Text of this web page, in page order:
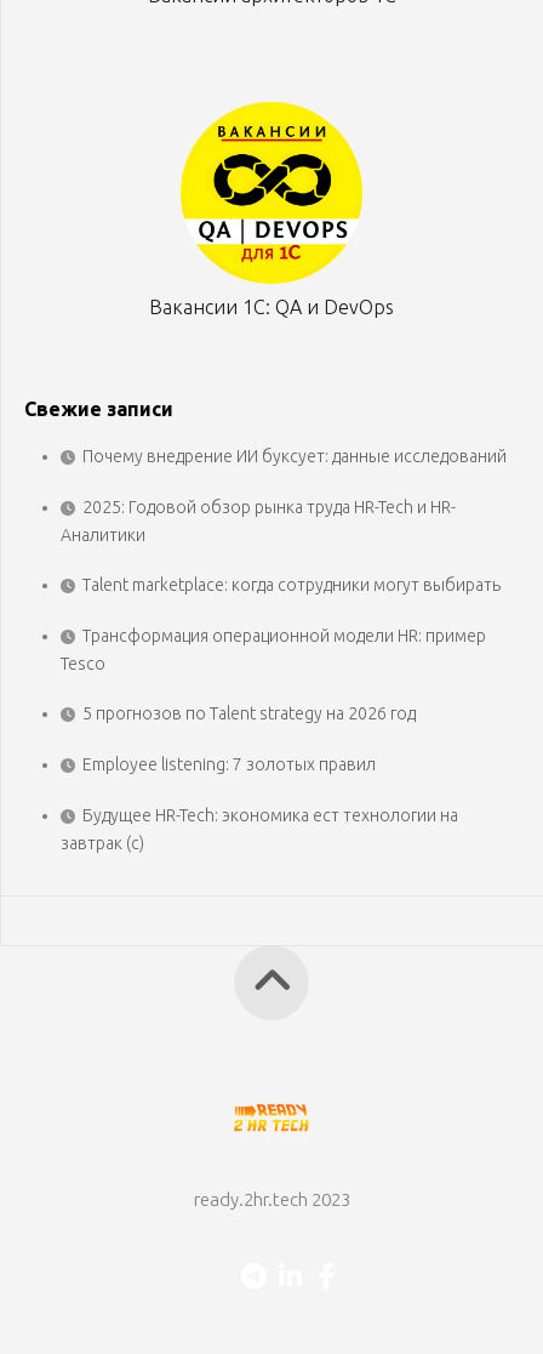
Вакансии 1С: QA и DevOps
Свежие записи
Почему внедрение ИИ буксует: данные исследований
2025: Годовой обзор рынка труда HR-Tech и HR-
Аналитики
Talent marketplace: когда сотрудники могут выбирать
Трансформация операционной модели HR: пример
Tesco
5 прогнозов по Talent strategy на 2026 год
Employee listening: 7 золотых правил
Будущее HR-Tech: экономика ест технологии на
завтрак (с)
ready.2hr.tech 2023